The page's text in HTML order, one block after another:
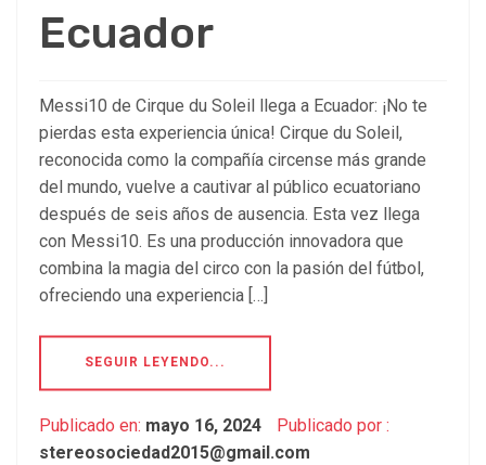
Ecuador
Messi10 de Cirque du Soleil llega a Ecuador: ¡No te
pierdas esta experiencia única! Cirque du Soleil,
reconocida como la compañía circense más grande
del mundo, vuelve a cautivar al público ecuatoriano
después de seis años de ausencia. Esta vez llega
con Messi10. Es una producción innovadora que
combina la magia del circo con la pasión del fútbol,
ofreciendo una experiencia […]
SEGUIR LEYENDO...
Publicado en: mayo 16, 2024
Publicado por :
stereosociedad2015@gmail.com